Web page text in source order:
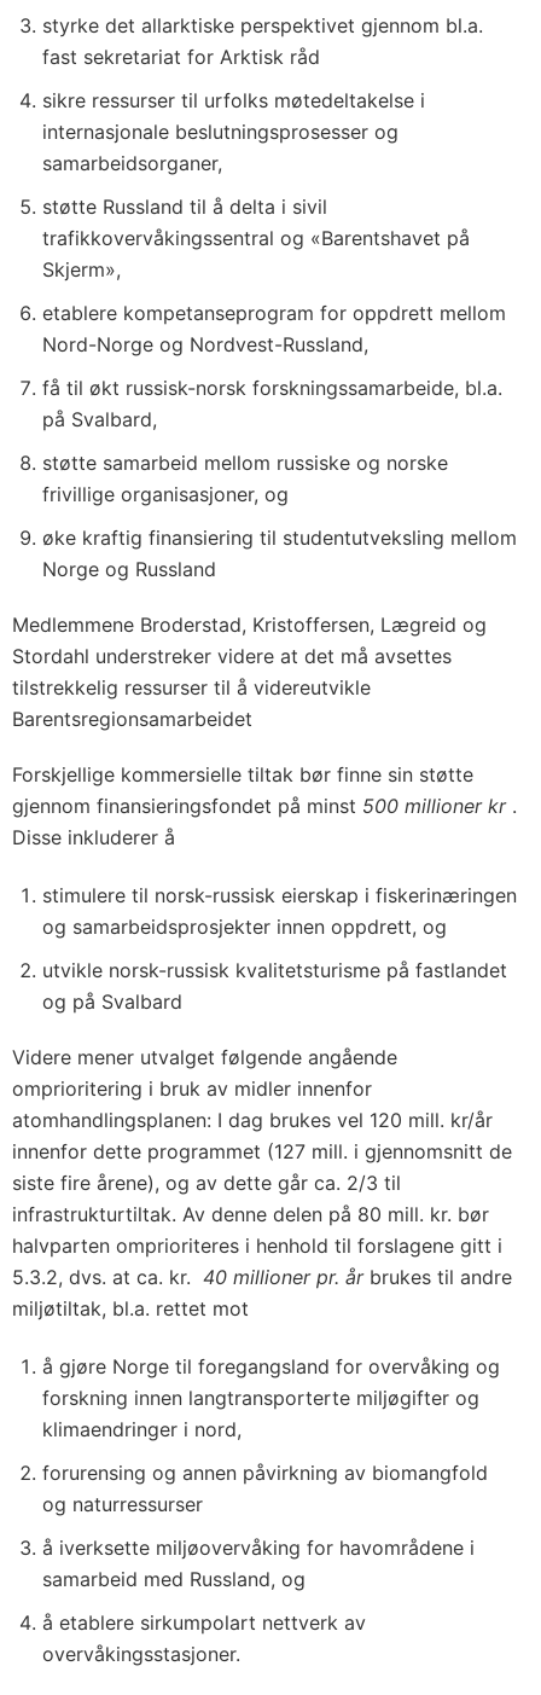
styrke det allarktiske perspektivet gjennom bl.a.
fast sekretariat for Arktisk råd
sikre ressurser til urfolks møtedeltakelse i
internasjonale beslutningsprosesser og
samarbeidsorganer,
støtte Russland til å delta i sivil
trafikkovervåkingssentral og «Barentshavet på
Skjerm»,
etablere kompetanseprogram for oppdrett mellom
Nord-Norge og Nordvest-Russland,
få til økt russisk-norsk forskningssamarbeide, bl.a.
på Svalbard,
støtte samarbeid mellom russiske og norske
frivillige organisasjoner, og
øke kraftig finansiering til studentutveksling mellom
Norge og Russland
Medlemmene Broderstad, Kristoffersen, Lægreid og
Stordahl understreker videre at det må avsettes
tilstrekkelig ressurser til å videreutvikle
Barentsregionsamarbeidet
Forskjellige kommersielle tiltak bør finne sin støtte
gjennom finansieringsfondet på minst 500 millioner kr.
Disse inkluderer å
stimulere til norsk-russisk eierskap i fiskerinæringen
og samarbeidsprosjekter innen oppdrett, og
utvikle norsk-russisk kvalitetsturisme på fastlandet
og på Svalbard
Videre mener utvalget følgende angående
omprioritering i bruk av midler innenfor
atomhandlingsplanen: I dag brukes vel 120 mill. kr/år
innenfor dette programmet (127 mill. i gjennomsnitt de
siste fire årene), og av dette går ca. 2/3 til
infrastrukturtiltak. Av denne delen på 80 mill. kr. bør
halvparten omprioriteres i henhold til forslagene gitt i
5.3.2, dvs. at ca. kr. 40 millioner pr. årbrukes til andre
miljøtiltak, bl.a. rettet mot
å gjøre Norge til foregangsland for overvåking og
forskning innen langtransporterte miljøgifter og
klimaendringer i nord,
forurensing og annen påvirkning av biomangfold
og naturressurser
å iverksette miljøovervåking for havområdene i
samarbeid med Russland, og
å etablere sirkumpolart nettverk av
overvåkingsstasjoner.